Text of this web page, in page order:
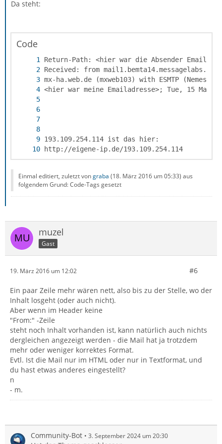
Da steht:
Code
http://eigene-ip.de/193.109.254.114
Einmal editiert, zuletzt vongraba (18. März 2016 um 05:33) aus
folgendem Grund: Code-Tags gesetzt
muzel
Gast
19. März 2016 um 12:02 #6
Ein paar Zeile mehr wären nett, also bis zu der Stelle, wo der
Inhalt losgeht (oder auch nicht).
Aber wenn im Header keine
"From:" -Zeile
steht noch Inhalt vorhanden ist, kann natürlich auch nichts
dergleichen angezeigt werden - die Mail hat ja trotzdem
mehr oder weniger korrektes Format.
Evtl. Ist die Mail nur im HTML oder nur in Textformat, und
du hast etwas anderes eingestellt?
n
- m.
Community-Bot 3. September 2024 um 20:30